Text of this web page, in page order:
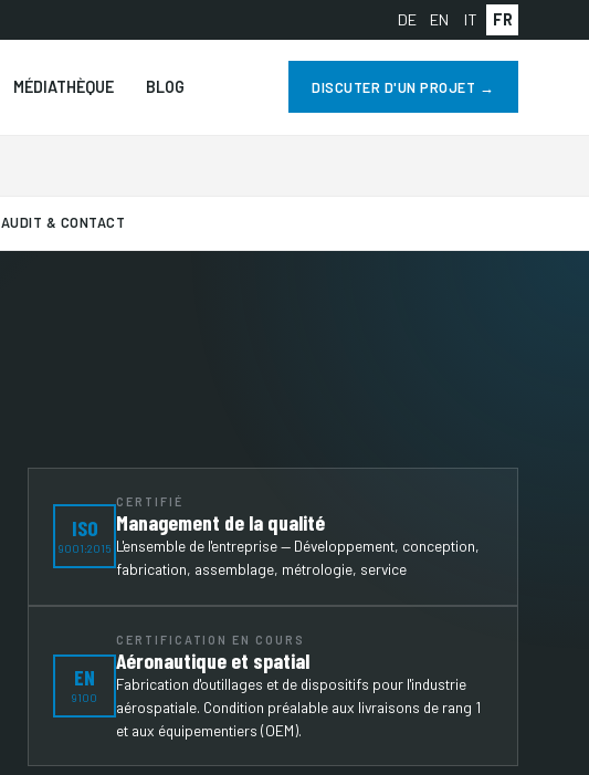
DE EN IT FR
MÉDIATHÈQUE BLOG DISCUTER D'UN PROJET →
AUDIT & CONTACT
ISO
9001:2015
CERTIFIÉ
Management de la qualité
L'ensemble de l'entreprise — Développement, conception,
fabrication, assemblage, métrologie, service
EN
9100
CERTIFICATION EN COURS
Aéronautique et spatial
Fabrication d'outillages et de dispositifs pour l'industrie
aérospatiale. Condition préalable aux livraisons de rang 1
et aux équipementiers (OEM).